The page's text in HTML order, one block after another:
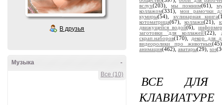
В друзья
-
Музыка
Все (10)
вслух(203),мы помним(61),
коллажом(331),мои рамочки
кумиры(54), кулинарная книга
котоматрица(67),коллажи(21),
движущейся водой(6),
заготовки 'для коллажей'(22),
скрап.наборов(170), декор для
видеоролики про животных
анимация(462), аватары(29), sos
ВСЕ ДЛЯ
КЛАВИАТУРЕ